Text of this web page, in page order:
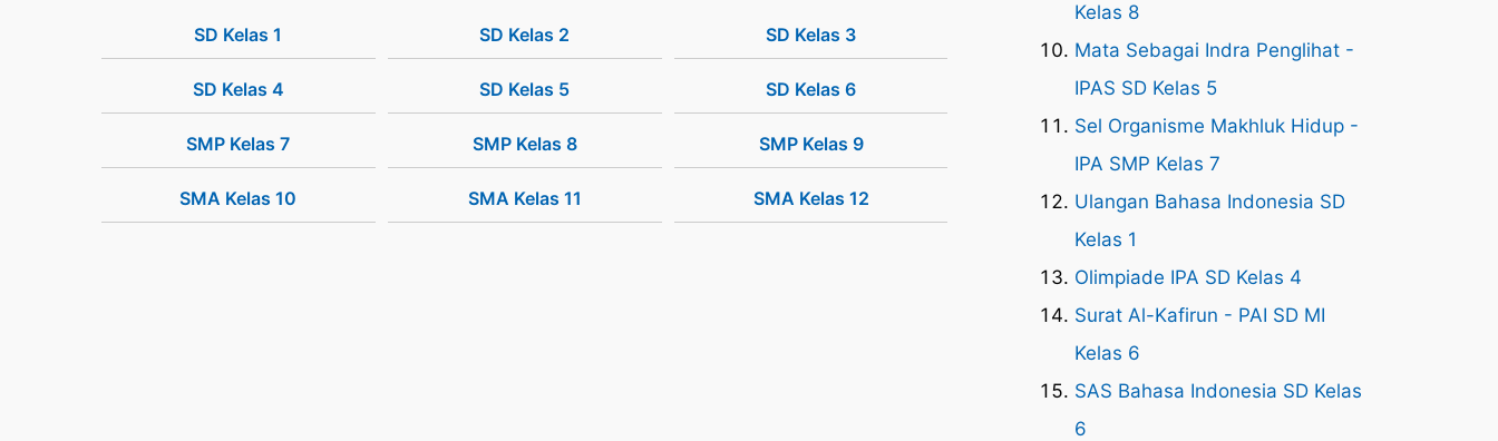
SD Kelas 1 SD Kelas 2 SD Kelas 3
SD Kelas 4 SD Kelas 5 SD Kelas 6
SMP Kelas 7 SMP Kelas 8 SMP Kelas 9
SMA Kelas 10 SMA Kelas 11 SMA Kelas 12
Kelas 8
Mata Sebagai Indra Penglihat -
IPAS SD Kelas 5
Sel Organisme Makhluk Hidup -
IPA SMP Kelas 7
Ulangan Bahasa Indonesia SD
Kelas 1
Olimpiade IPA SD Kelas 4
Surat Al-Kafirun - PAI SD MI
Kelas 6
SAS Bahasa Indonesia SD Kelas
6